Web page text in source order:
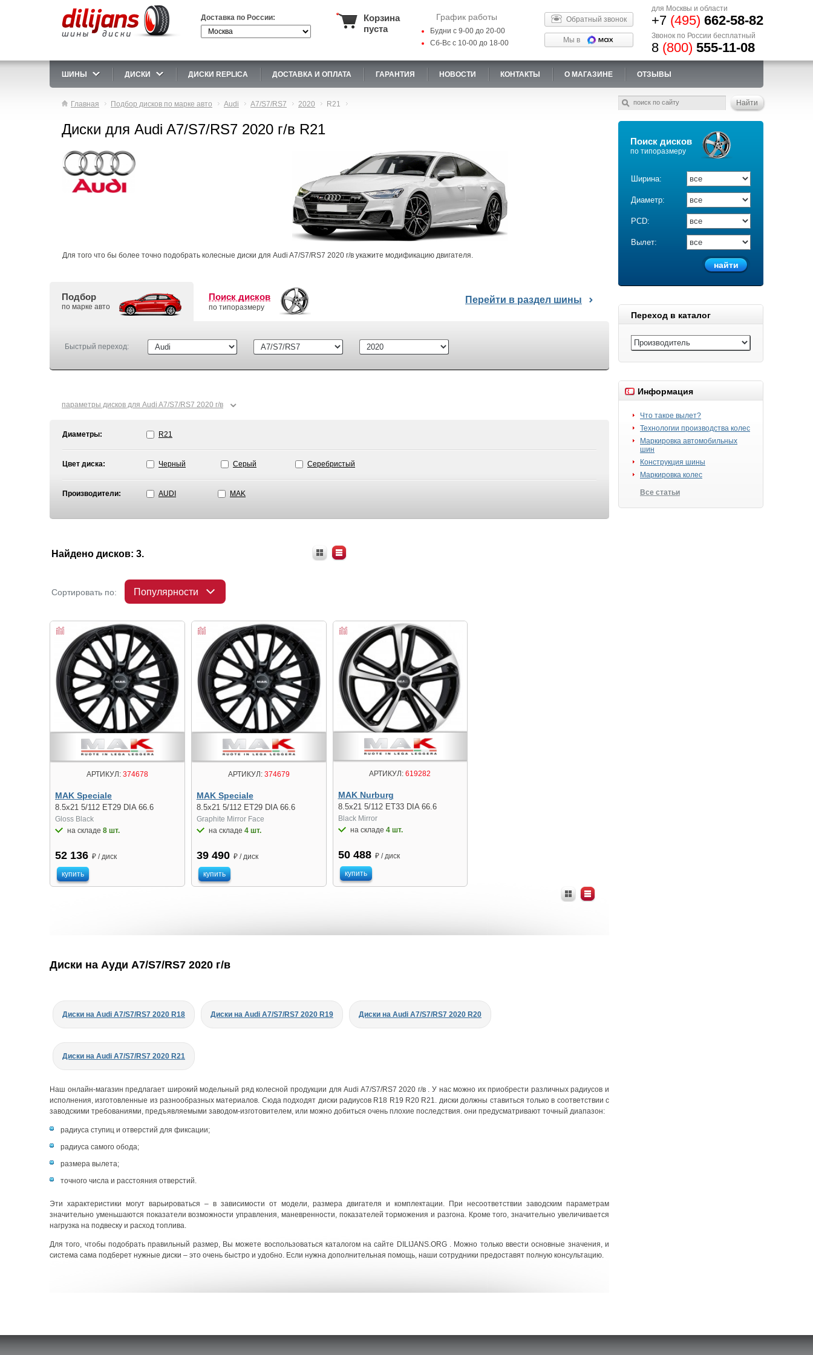
Доставка по России:
Корзина
пуста
График работы
Будни с 9-00 до 20-00
Сб-Вс с 10-00 до 18-00
Обратный звонок
Мы в
для Москвы и области
+7 (495) 662-58-82
Звонок по России бесплатный
8 (800) 555-11-08
ШИНЫ ДИСКИ ДИСКИ REPLICA ДОСТАВКА И ОПЛАТА ГАРАНТИЯ НОВОСТИ КОНТАКТЫ О МАГАЗИНЕ ОТЗЫВЫ
Главная Подбор дисков по марке авто Audi A7/S7/RS7 2020 R21
Поиск дисков
по типоразмеру
Ширина:
Диаметр:
PCD:
Вылет:
Переход в каталог
Информация
Что такое вылет?
Технологии производства колес
Маркировка автомобильных
шин
Конструкция шины
Маркировка колес
Все статьи
Диски для Audi A7/S7/RS7 2020 г/в R21
Для того что бы более точно подобрать колесные диски для Audi A7/S7/RS7 2020 г/в укажите модификацию двигателя.
Перейти в раздел шины
Подбор
по марке авто
Поиск дисков
по типоразмеру
Быстрый переход:
параметры дисков для Audi A7/S7/RS7 2020 г/в ⌄
Диаметры: R21
Цвет диска: Черный Серый Серебристый
Производители: AUDI MAK
Найдено дисков: 3.
Сортировать по: Популярности
АРТИКУЛ:374678
MAK Speciale
8.5x21 5/112 ET29 DIA 66.6
Gloss Black
на складе 8 шт.
52 136 ₽ / диск
купить
АРТИКУЛ:374679
MAK Speciale
8.5x21 5/112 ET29 DIA 66.6
Graphite Mirror Face
на складе 4 шт.
39 490 ₽ / диск
купить
АРТИКУЛ: 619282
MAK Nurburg
8.5x21 5/112 ET33 DIA 66.6
Black Mirror
на складе 4 шт.
50 488 ₽ / диск
купить
Диски на Ауди A7/S7/RS7 2020 г/в
Диски на Audi A7/S7/RS7 2020 R18 Диски на Audi A7/S7/RS7 2020 R19 Диски на Audi A7/S7/RS7 2020 R20
Диски на Audi A7/S7/RS7 2020 R21
Наш онлайн-магазин предлагает широкий модельный ряд колесной продукции для Audi A7/S7/RS7 2020 г/в . У нас можно их приобрести различных радиусов и
исполнения, изготовленные из разнообразных материалов. Сюда подходят диски радиусов R18 R19 R20 R21. диски должны ставиться только в соответствии с
заводскими требованиями, предъявляемыми заводом-изготовителем, или можно добиться очень плохие последствия. они предусматривают точный диапазон:
радиуса ступиц и отверстий для фиксации;
радиуса самого обода;
размера вылета;
точного числа и расстояния отверстий.
Эти характеристики могут варьироваться – в зависимости от модели, размера двигателя и комплектации. При несоответствии заводским параметрам
значительно уменьшаются показатели возможности управления, маневренности, показателей торможения и разгона. Кроме того, значительно увеличивается
нагрузка на подвеску и расход топлива.
Для того, чтобы подобрать правильный размер, Вы можете воспользоваться каталогом на сайте DILIJANS.ORG . Можно только ввести основные значения, и
система сама подберет нужные диски – это очень быстро и удобно. Если нужна дополнительная помощь, наши сотрудники предоставят полную консультацию.